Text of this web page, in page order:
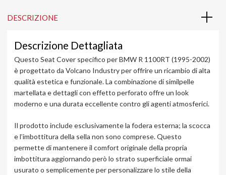
DESCRIZIONE
Descrizione Dettagliata
Questo Seat Cover specifico per BMW R 1100RT (1995-2002)
è progettato da Volcano Industry per offrire un ricambio di alta
qualità estetica e funzionale. La combinazione di similpelle
martellata e dettagli con effetto perforato offre un look
moderno e una durata eccellente contro gli agenti atmosferici.
Il prodotto include esclusivamente la fodera esterna; la scocca
e l’imbottitura della sella non sono comprese. Questo
permette di mantenere il comfort originale della propria
imbottitura aggiornando però lo strato superficiale ormai
usurato o semplicemente per personalizzare lo stile della